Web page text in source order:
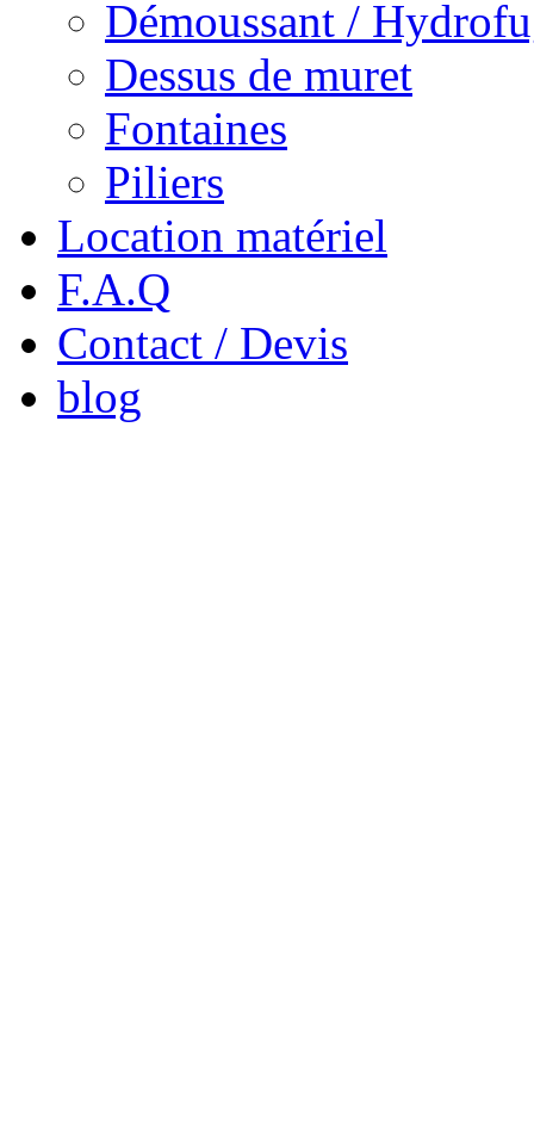
Démoussant /
Dessus de muret
Fontaines
Piliers
Location matériel
F.A.Q
Contact / Devis
blog